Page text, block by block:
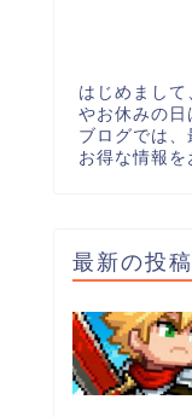
はじめまし
やお休みの
ブログでは、
お得な情報を
最新の投稿